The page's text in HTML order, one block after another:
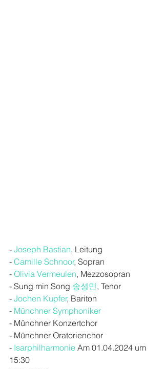
- Joseph Bastian, Leitung
- Camille Schnoor, Sopran
- Olivia Vermeulen, Mezzosopran
- Sung min Song 송성민, Tenor
- Jochen Kupfer, Bariton
- Münchner Symphoniker
- Münchner Konzertchor
- Münchner Oratorienchor
- Isarphilharmonie Am 01.04.2024 um
15:30